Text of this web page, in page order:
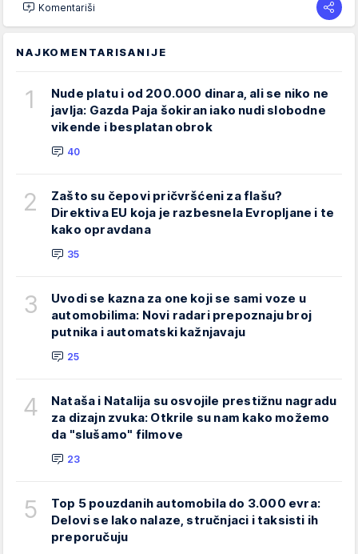
Komentariši
NAJKOMENTARISANIJE
1
Nude platu i od 200.000 dinara, ali se niko ne
javlja: Gazda Paja šokiran iako nudi slobodne
vikende i besplatan obrok
40
2
Zašto su čepovi pričvršćeni za flašu?
Direktiva EU koja je razbesnela Evropljane i te
kako opravdana
35
3
Uvodi se kazna za one koji se sami voze u
automobilima: Novi radari prepoznaju broj
putnika i automatski kažnjavaju
25
4
Nataša i Natalija su osvojile prestižnu nagradu
za dizajn zvuka: Otkrile su nam kako možemo
da "slušamo" filmove
23
5
Top 5 pouzdanih automobila do 3.000 evra:
Delovi se lako nalaze, stručnjaci i taksisti ih
preporučuju